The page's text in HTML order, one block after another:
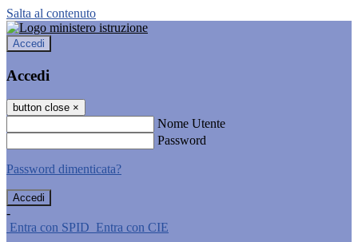
Salta al contenuto
Accedi
Accedi
button close ×
Nome Utente
Password
Password dimenticata?
-
Entra con SPID Entra con CIE